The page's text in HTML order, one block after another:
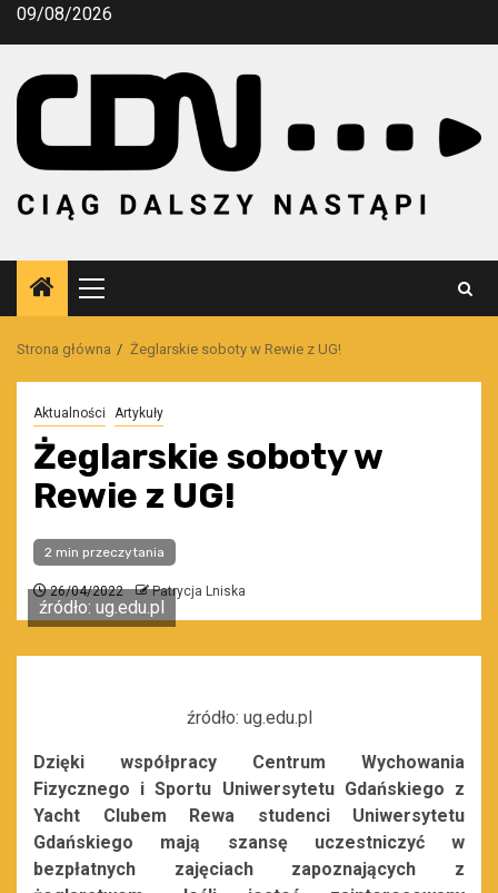
Przejdź
09/08/2026
Menu
główne
Strona główna Żeglarskie soboty w Rewie z UG!
Aktualności Artykuły
Żeglarskie soboty w
Rewie z UG!
2 min przeczytania
26/04/2022 Patrycja Lniska
źródło: ug.edu.pl
źródło: ug.edu.pl
Dzięki współpracy Centrum Wychowania
Fizycznego i Sportu Uniwersytetu Gdańskiego z
Yacht Clubem Rewa studenci Uniwersytetu
Gdańskiego mają szansę uczestniczyć w
bezpłatnych zajęciach zapoznających z